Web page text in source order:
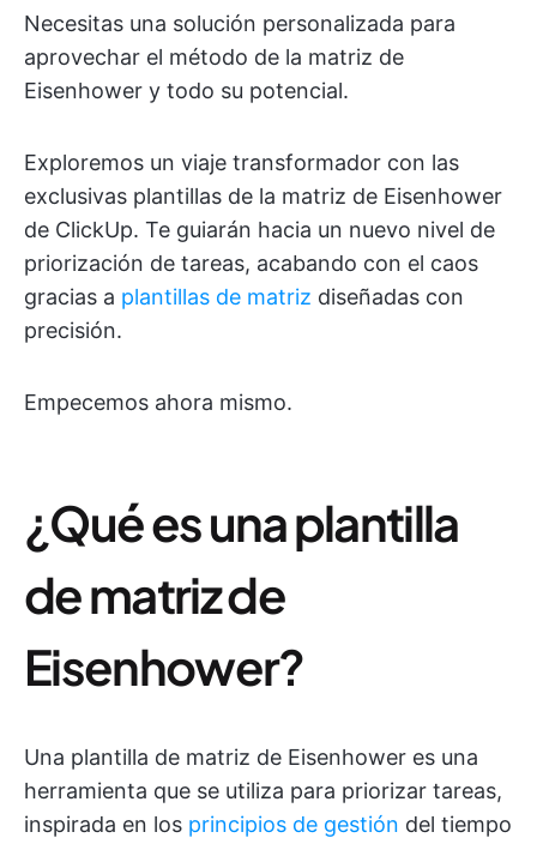
Necesitas una solución personalizada para
aprovechar el método de la matriz de
Eisenhower y todo su potencial.
Exploremos un viaje transformador con las
exclusivas plantillas de la matriz de Eisenhower
de ClickUp. Te guiarán hacia un nuevo nivel de
priorización de tareas, acabando con el caos
gracias a plantillas de matriz diseñadas con
precisión.
Empecemos ahora mismo.
¿Qué es una plantilla
de matriz de
Eisenhower?
Una plantilla de matriz de Eisenhower es una
herramienta que se utiliza para priorizar tareas,
inspirada en los principios de gestión del tiempo